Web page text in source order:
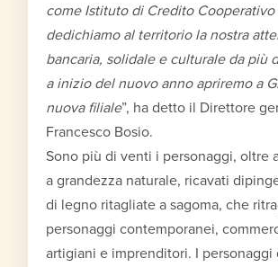
come Istituto di Credito Cooperativo
dedichiamo al territorio la nostra
bancaria, solidale e culturale da più
a inizio del nuovo anno apriremo a
nuova filiale”, ha detto il Direttore
Francesco Bosio.
Sono più di venti i personaggi, oltre
a grandezza naturale, ricavati
di legno ritagliate a sagoma, che
personaggi contemporanei,
artigiani e imprenditori. I personaggi